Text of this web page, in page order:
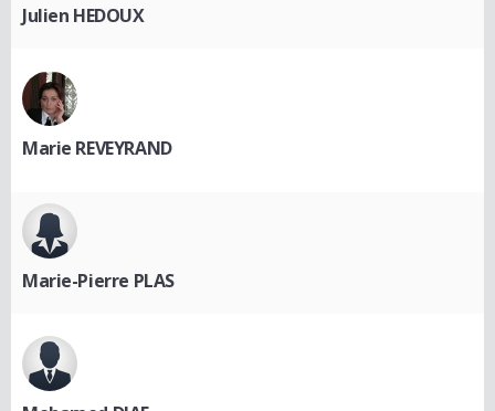
Julien HEDOUX
Marie REVEYRAND
Marie-Pierre PLAS